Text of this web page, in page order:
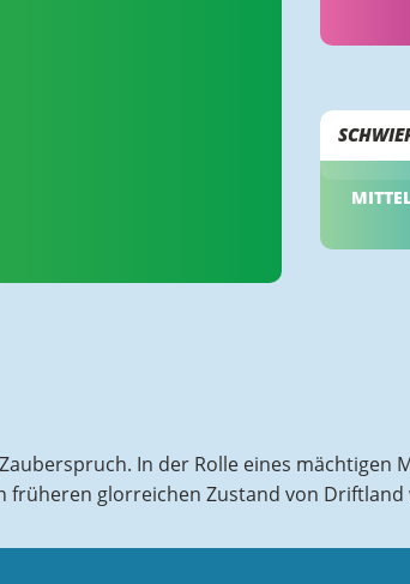
In der Rolle eines mächtigen
früheren glorreichen Zustand von Driftland